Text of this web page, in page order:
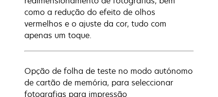
como a redução do efeito de olhos
vermelhos e o ajuste da cor, tudo com
apenas um toque.
Opção de folha de teste no modo autónomo
de cartão de memória, para seleccionar
fotografias para impressão